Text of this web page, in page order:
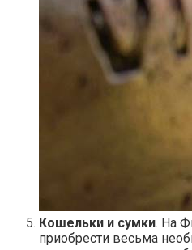
Кошельки и сумки. На
приобрести весьма